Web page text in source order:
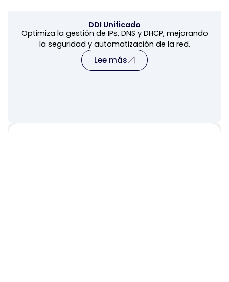
DDI Unificado
Optimiza la gestión de IPs, DNS y DHCP, mejorando
la seguridad y automatización de la red.
Lee más